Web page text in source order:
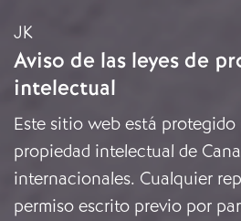
JK
Aviso de las leyes de
intelectual
Este sitio web está protegido
propiedad intelectual de
internacionales. Cualquier
permiso escrito previo por